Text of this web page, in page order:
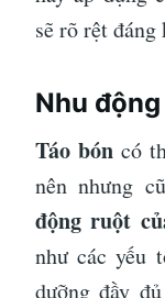
sẽ rõ rệt
Nhu
Táo bón có
nên nhưng
động ruột
như các yếu
dưỡng đầy